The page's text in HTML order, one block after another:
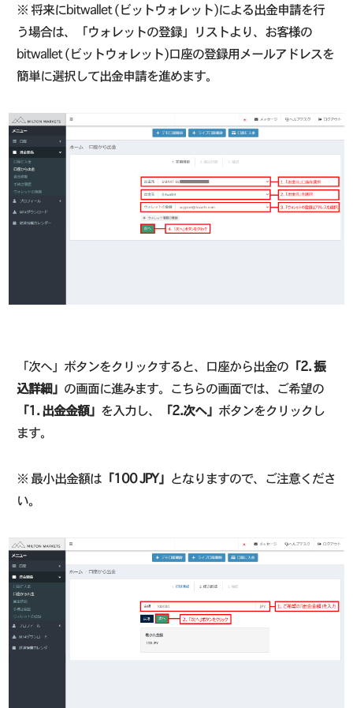
※ 将来にbitwallet (ビットウォレット)による出金申請を行
う場合は、「ウォレットの登録」リストより、お客様の
bitwallet (ビットウォレット)口座の登録用メールアドレスを
簡単に選択して出金申請を進めます。
「次へ」ボタンをクリックすると、口座から出金の 「2. 振
込詳細」 の画面に進みます。こちらの画面では、ご希望の
「1. 出金金額」 を入力し、 「2.次へ」 ボタンをクリックし
ます。
※ 最小出金額は 「100 JPY」 となりますので、ご注意くださ
い。